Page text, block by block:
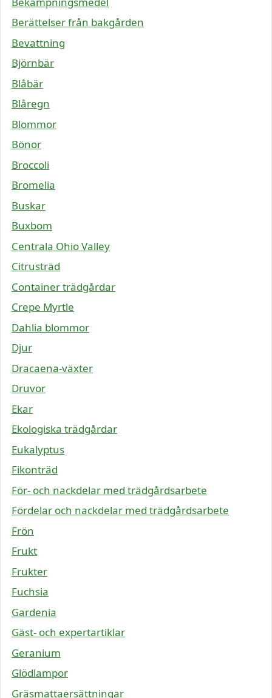
Berättelser från bakgården
Bevattning
Björnbär
Blåbär
Blåregn
Blommor
Bönor
Broccoli
Bromelia
Buskar
Buxbom
Centrala Ohio Valley
Citrusträd
Container trädgårdar
Crepe Myrtle
Dahlia blommor
Djur
Dracaena-växter
Druvor
Ekar
Ekologiska trädgårdar
Eukalyptus
Fikonträd
För- och nackdelar med trädgårdsarbete
Fördelar och nackdelar med trädgårdsarbete
Frön
Frukt
Frukter
Fuchsia
Gardenia
Gäst- och expertartiklar
Geranium
Glödlampor
Gräsmattaersättningar